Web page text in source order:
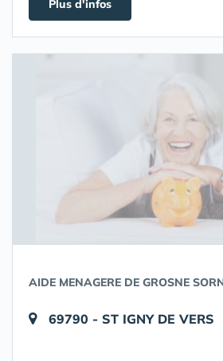
Plus d'infos
AIDE MENAGERE DE GROSNE
69790 - ST IGNY DE VERS